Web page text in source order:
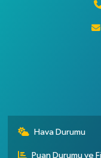
Hava Durumu
Puan Durumu ve